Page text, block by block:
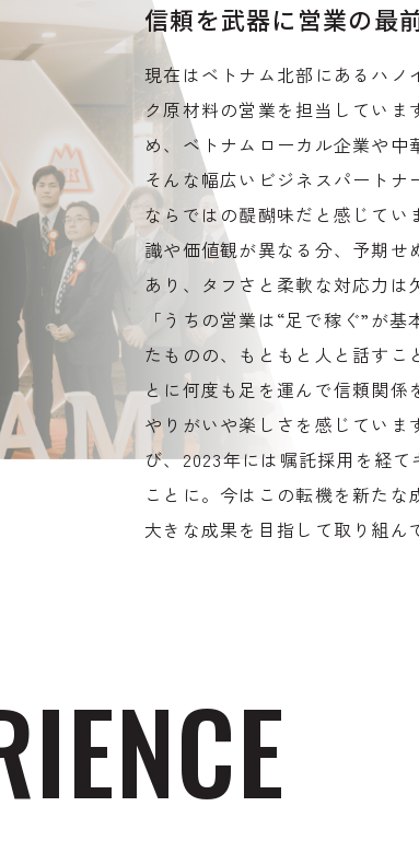
信頼を武器に営業の最
現在はベトナム北部にあるハノ
ク原材料の営業を担当していま
め、ベトナムローカル企業や中
そんな幅広いビジネスパート
ならではの醍醐味だと感じてい
識や価値観が異なる分、予期せ
あり、タフさと柔軟な対応力は
「うちの営業は“足で稼ぐ”が
たものの、もともと人と話すこ
とに何度も足を運んで信頼関係
やりがいや楽しさを感じていま
び、2023年には嘱託採用を経
ことに。今はこの転機を新たな
大きな成果を目指して取り組ん